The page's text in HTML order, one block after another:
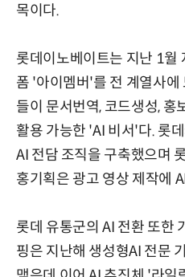
목이다.
롯데이노베이트는 지난 1월
폼 '아이멤버'를 전 계열사에
들이 문서번역, 코드생성, 홍
활용 가능한 'AI 비서'다. 롯
AI 전담 조직을 구축했으며
홍기획은 광고 영상 제작에
롯데 유통군의 AI 전환 또한
핑은 지난해 생성형AI 전문